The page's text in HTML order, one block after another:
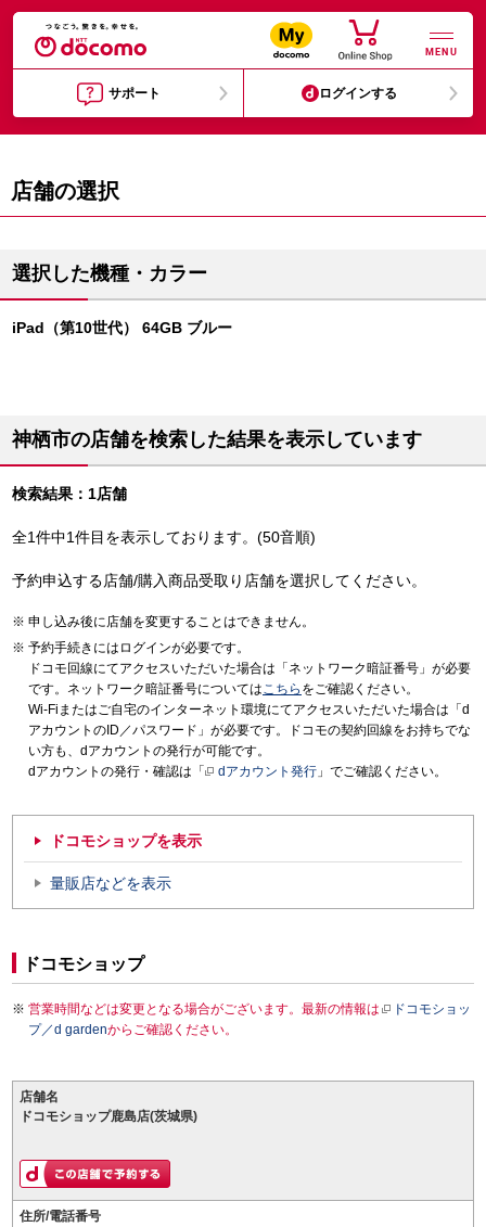
MENU
サポート ログインする
店舗の選択
選択した機種・カラー
iPad（第10世代） 64GB ブルー
神栖市の店舗を検索した結果を表示しています
検索結果：1店舗
全1件中1件目を表示しております。(50音順)
予約申込する店舗/購入商品受取り店舗を選択してください。
申し込み後に店舗を変更することはできません。
予約手続きにはログインが必要です。
ドコモ回線にてアクセスいただいた場合は「ネットワーク暗証番号」が必要
です。ネットワーク暗証番号についてはこちら をご確認ください。
Wi-Fiまたはご自宅のインターネット環境にてアクセスいただいた場合は「d
アカウントのID／パスワード」が必要です。ドコモの契約回線をお持ちでな
い方も、dアカウントの発行が可能です。
dアカウントの発行・確認は「
dアカウント発行 」でご確認ください。
ドコモショップを表示
量販店などを表示
ドコモショップ
営業時間などは変更となる場合がございます。最新の情報は
ドコモショッ
プ／d gardenからご確認ください。
店舗名
ドコモショップ鹿島店(茨城県)
住所/電話番号